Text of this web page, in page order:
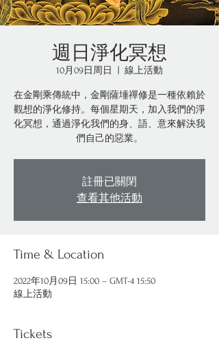
週日淨化冥想
10月09日周日 線上活動
在金剛乘傳統中，金剛薩埵禪修是一種依賴於
觀想的淨化修持。每個星期天，加入我們的淨
化冥想，通過淨化我們的身、語、意來解決我
們自己的惡業。
註冊已關閉
查看其他活動
Time & Location
2022年10月09日 15:00 – GMT-4 15:50
線上活動
Tickets